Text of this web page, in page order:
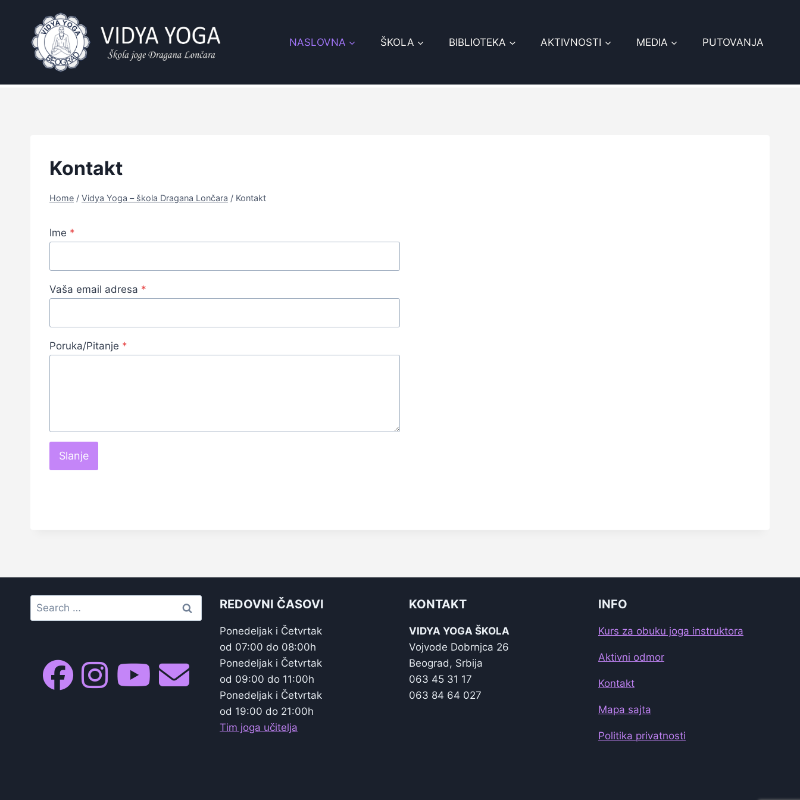
content
NASLOVNA ŠKOLA BIBLIOTEKA AKTIVNOSTI MEDIA PUTOVANJA
Kontakt
Home / Vidya Yoga – škola Dragana Lončara / Kontakt
Ime *
Vaša email adresa *
Poruka/Pitanje *
Slanje
Search
for:
REDOVNI ČASOVI
Ponedeljak i Četvrtak
od 07:00 do 08:00h
Ponedeljak i Četvrtak
od 09:00 do 11:00h
Ponedeljak i Četvrtak
od 19:00 do 21:00h
Tim joga učitelja
KONTAKT
VIDYA YOGA ŠKOLA
Vojvode Dobrnjca 26
Beograd, Srbija
063 45 31 17
063 84 64 027
INFO
Kurs za obuku joga instruktora
Aktivni odmor
Kontakt
Mapa sajta
Politika privatnosti